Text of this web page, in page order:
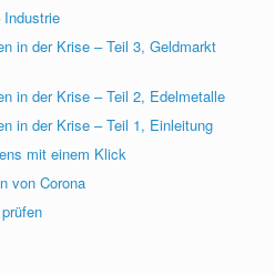
in der Krise – Teil 3, Geldmarkt
in der Krise – Teil 2, Edelmetalle
in der Krise – Teil 1, Einleitung
mit einem Klick
von Corona